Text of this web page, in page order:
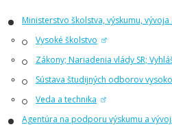
Ministerstvo školstva, výskumu, vývoja
Vysoké školstvo
Zákony; Nariadenia vlády SR;
Sústava študijných odborov
Veda a technika
Agentúra na podporu výskumu a